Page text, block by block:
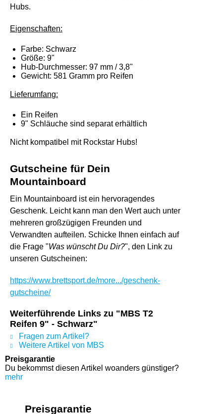
Hubs.
Eigenschaften:
Farbe: Schwarz
Größe: 9"
Hub-Durchmesser: 97 mm / 3,8"
Gewicht: 581 Gramm pro Reifen
Lieferumfang:
Ein Reifen
9" Schläuche sind separat erhältlich
Nicht kompatibel mit Rockstar Hubs!
Gutscheine für Dein
Mountainboard
Ein Mountainboard ist ein hervoragendes
Geschenk. Leicht kann man den Wert auch unter
mehreren großzügigen Freunden und
Verwandten aufteilen. Schicke Ihnen einfach auf
die Frage "Was wünscht Du Dir?", den Link zu
unseren Gutscheinen:
https://www.brettsport.de/more.../geschenk-
gutscheine/
Weiterführende Links zu "MBS T2
Reifen 9" - Schwarz"
Fragen zum Artikel?
Weitere Artikel von MBS
Preisgarantie
Du bekommst diesen Artikel woanders günstiger?
mehr
Preisgarantie